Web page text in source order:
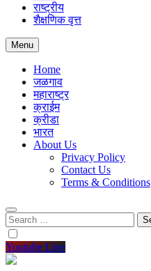
राष्ट्रीय
शैक्षणिक वृत्त
Menu
Home
जळगाव
महाराष्ट्र
क्राईम
क्रीडा
भारत
About Us
Privacy Policy
Contact Us
Terms & Conditions
Search
for:
Youtube Live